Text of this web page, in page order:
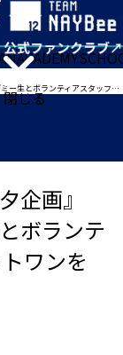
閉じる
ACADEMY
フに パーフェクトワンを提供頂きました！
企画』
ボランテ
ワンを